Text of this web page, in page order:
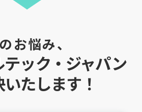
お悩み、
テック・ジャパン
たします！